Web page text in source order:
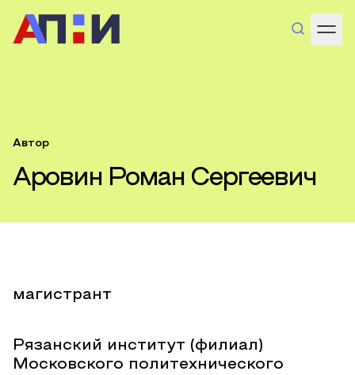
Автор
Аровин Роман Сергеевич
магистрант
Рязанский институт (филиал)
Московского политехнического